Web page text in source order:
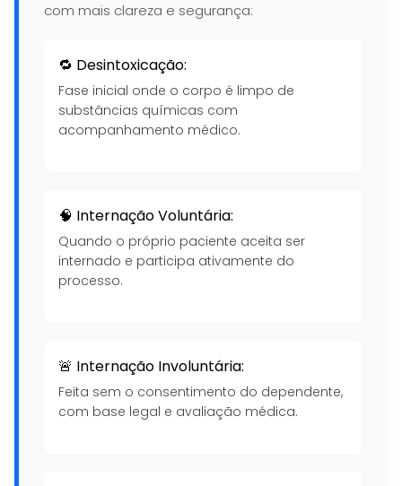
com mais clareza e segurança:
🔁 Desintoxicação:
Fase inicial onde o corpo é limpo de
substâncias químicas com
acompanhamento médico.
🧠 Internação Voluntária:
Quando o próprio paciente aceita ser
internado e participa ativamente do
processo.
🚨 Internação Involuntária:
Feita sem o consentimento do dependente,
com base legal e avaliação médica.